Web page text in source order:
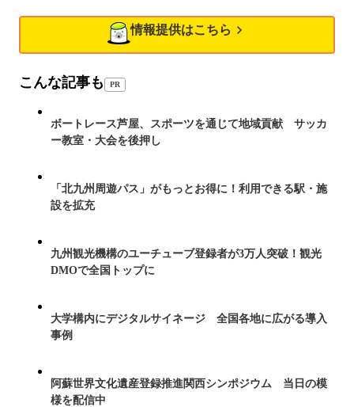
情報提供はこちら
こんな記事も PR
ボートレース芦屋、スポーツを通じて地域貢献 サッカ
ー教室・大会を後押し
「北九州周遊パス」がもっとお得に！利用できる駅・施
設を拡充
九州観光機構のユーチューブ登録者が3万人突破！観光
DMOで全国トップに
大学構内にデジタルサイネージ 全国各地に広がる導入
事例
阿蘇世界文化遺産登録推進関西シンポジウム 当日の模
様を配信中